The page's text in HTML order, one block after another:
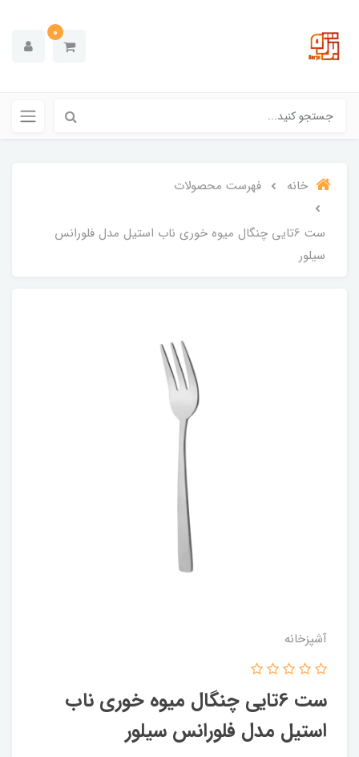
0
خانه فهرست محصولات
ست 6تایی چنگال میوه خوری ناب استیل مدل فلورانس
سیلور
آشپزخانه
ست 6تایی چنگال میوه خوری ناب
استیل مدل فلورانس سیلور